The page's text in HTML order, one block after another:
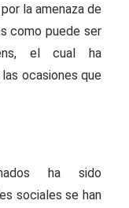
la amenaza de
como puede ser
el cual ha
ocasiones que
ha sido
sociales se han